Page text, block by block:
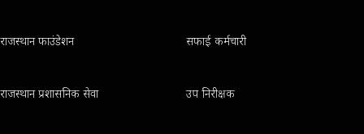
राजस्थान फाउंडेशन सफाई कर्मचारी
राजस्थान प्रशासनिक सेवा उप निरीक्षक